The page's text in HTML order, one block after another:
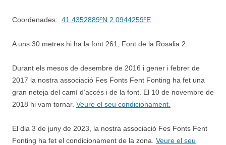
Coordenades: 41.4352889ºN 2.0944259ºE
A uns 30 metres hi ha la font 261, Font de la Rosalia 2.
Durant els mesos de desembre de 2016 i gener i febrer de
2017 la nostra associació Fes Fonts Fent Fonting ha fet una
gran neteja del camí d’accés i de la font. El 10 de novembre de
2018 hi vam tornar. Veure el seu condicionament.
El dia 3 de juny de 2023, la nostra associació Fes Fonts Fent
Fonting ha fet el condicionament de la zona. Veure el seu